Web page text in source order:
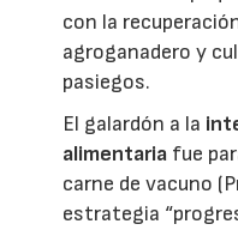
con la
agroganadero y
pasiegos.
El galardón a la
alimentaria fue
carne de vacuno
estrategia